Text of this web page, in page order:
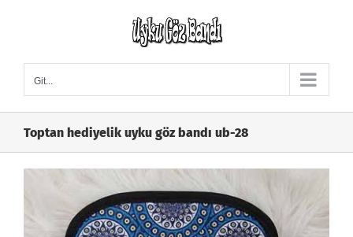
Git...
Toptan hediyelik uyku göz bandı ub-28